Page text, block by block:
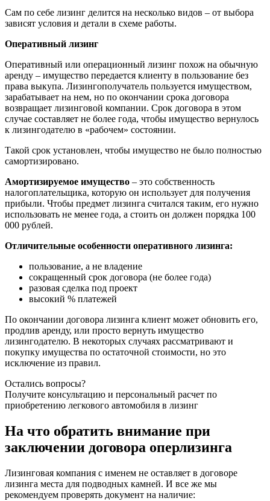
Сам по себе лизинг делится на несколько видов – от выбора
зависят условия и детали в схеме работы.
Оперативный лизинг
Оперативный или операционный лизинг похож на обычную
аренду – имущество передается клиенту в пользование без
права выкупа. Лизингополучатель пользуется имуществом,
зарабатывает на нем, но по окончании срока договора
возвращает лизинговой компании. Срок договора в этом
случае составляет не более года, чтобы имущество вернулось
к лизингодателю в «рабочем» состоянии.
Такой срок установлен, чтобы имущество не было полностью
самортизировано.
Амортизируемое имущество – это собственность
налогоплательщика, которую он использует для получения
прибыли. Чтобы предмет лизинга считался таким, его нужно
использовать не менее года, а стоить он должен порядка 100
000 рублей.
Отличительные особенности оперативного лизинга:
пользование, а не владение
сокращенный срок договора (не более года)
разовая сделка под проект
высокий % платежей
По окончании договора лизинга клиент может обновить его,
продлив аренду, или просто вернуть имущество
лизингодателю. В некоторых случаях рассматривают и
покупку имущества по остаточной стоимости, но это
исключение из правил.
Остались вопросы?
Получите консультацию и персональный расчет по
приобретению легкового автомобиля в лизинг
На что обратить внимание при
заключении договора оперлизинга
Лизинговая компания с именем не оставляет в договоре
лизинга места для подводных камней. И все же мы
рекомендуем проверять документ на наличие: